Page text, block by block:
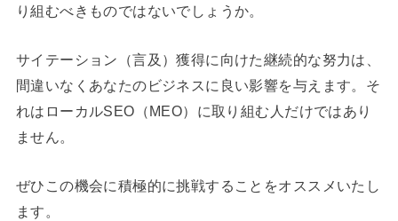
り組むべきものではないでしょうか。
サイテーション（言及）獲得に向けた継続的な努力は、
間違いなくあなたのビジネスに良い影響を与えます。そ
れはローカルSEO（MEO）に取り組む人だけではあり
ません。
ぜひこの機会に積極的に挑戦することをオススメいたし
ます。